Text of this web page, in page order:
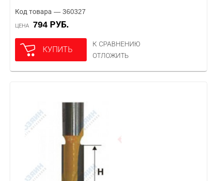
Код товара — 360327
ЦЕНА 794 РУБ.
КУПИТЬ
К СРАВНЕНИЮ
ОТЛОЖИТЬ